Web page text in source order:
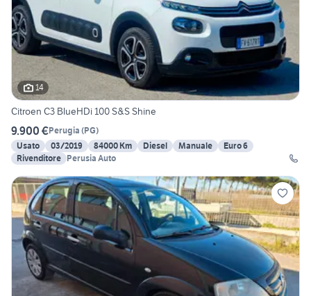
14
Citroen C3 BlueHDi 100 S&S Shine
9.900 €Perugia (PG)
Usato
03/2019 84000 Km Diesel Manuale
Euro 6
Rivenditore Perusia Auto